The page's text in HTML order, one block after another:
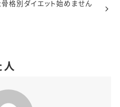
格別ダイエット始めません